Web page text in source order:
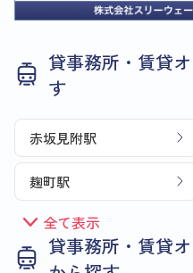
貸事務所・賃貸
す
赤坂見附駅
麹町駅
全て表示
貸事務所・賃貸